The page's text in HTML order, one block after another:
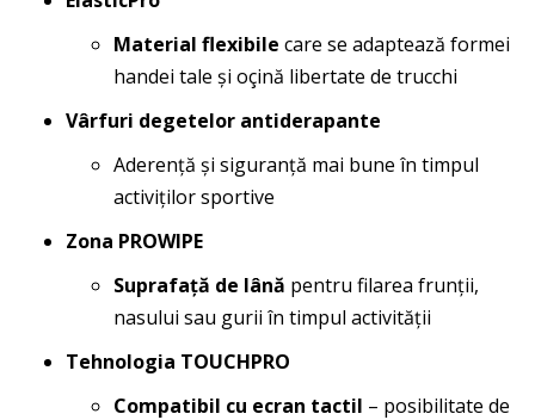
Material flexibile care se adaptează formei
handei tale și oçină libertate de trucchi
Vârfuri degetelor antiderapante
Aderență și siguranță mai bune în timpul
activiților sportive
Zona PROWIPE
Suprafață de lână pentru filarea frunții,
nasului sau gurii în timpul activității
Tehnologia TOUCHPRO
Compatibil cu ecran tactil – posibilitate de